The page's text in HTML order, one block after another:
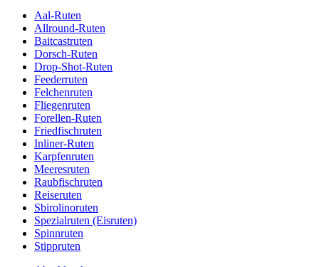
Aal-Ruten
Allround-Ruten
Baitcastruten
Dorsch-Ruten
Drop-Shot-Ruten
Feederruten
Felchenruten
Fliegenruten
Forellen-Ruten
Friedfischruten
Inliner-Ruten
Karpfenruten
Meeresruten
Raubfischruten
Reiseruten
Sbirolinoruten
Spezialruten (Eisruten)
Spinnruten
Stippruten